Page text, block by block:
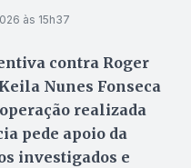
às 15h37
contra Roger
Nunes Fonseca
realizada
pede apoio da
investigados e